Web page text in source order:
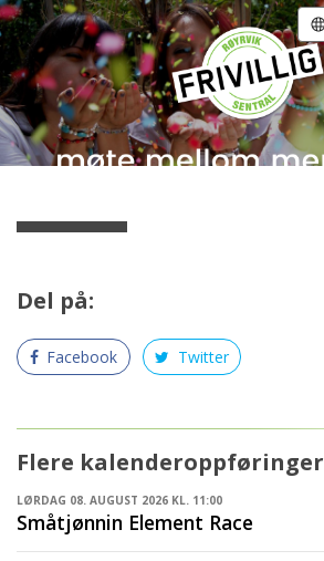
Del på:
Facebook Twitter
Flere kalenderoppføringer
LØRDAG 08. AUGUST 2026 KL. 11:00
Småtjønnin Element Race